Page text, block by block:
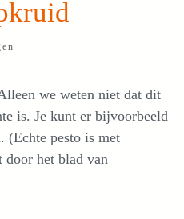
we weten niet dat dit
is. Je kunt er bijvoorbeeld
(Echte pesto is met
door het blad van